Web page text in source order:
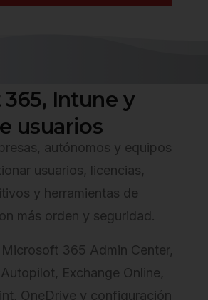
365, Intune y
e usuarios
autónomos y equipos
usuarios, licencias,
y herramientas de
más orden y seguridad.
365 Admin Center,
Exchange Online,
OneDrive y configuración